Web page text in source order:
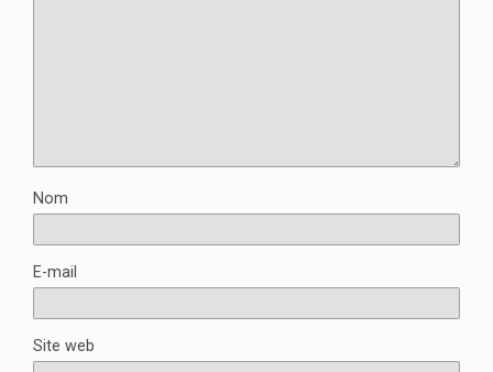
Nom
E-mail
Site web